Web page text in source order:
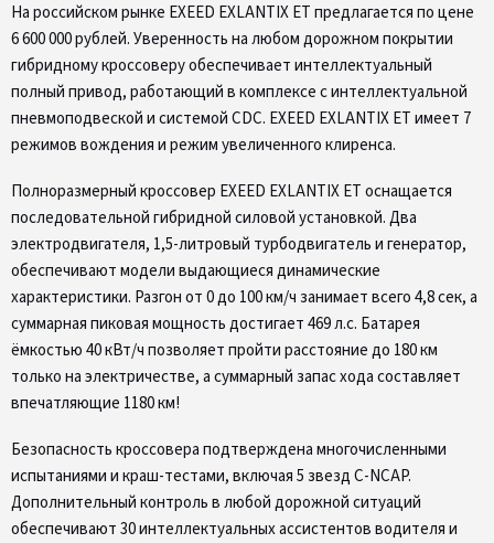
На российском рынке EXEED EXLANTIX ET предлагается по цене
6 600 000 рублей. Уверенность на любом дорожном покрытии
гибридному кроссоверу обеспечивает интеллектуальный
полный привод, работающий в комплексе с интеллектуальной
пневмоподвеской и системой CDC. EXEED EXLANTIX ET имеет 7
режимов вождения и режим увеличенного клиренса.
Полноразмерный кроссовер EXEED EXLANTIX ET оснащается
последовательной гибридной силовой установкой. Два
электродвигателя, 1,5-литровый турбодвигатель и генератор,
обеспечивают модели выдающиеся динамические
характеристики. Разгон от 0 до 100 км/ч занимает всего 4,8 сек, а
суммарная пиковая мощность достигает 469 л.с. Батарея
ёмкостью 40 кВт/ч позволяет пройти расстояние до 180 км
только на электричестве, а суммарный запас хода составляет
впечатляющие 1180 км!
Безопасность кроссовера подтверждена многочисленными
испытаниями и краш-тестами, включая 5 звезд C-NCAP.
Дополнительный контроль в любой дорожной ситуаций
обеспечивают 30 интеллектуальных ассистентов водителя и